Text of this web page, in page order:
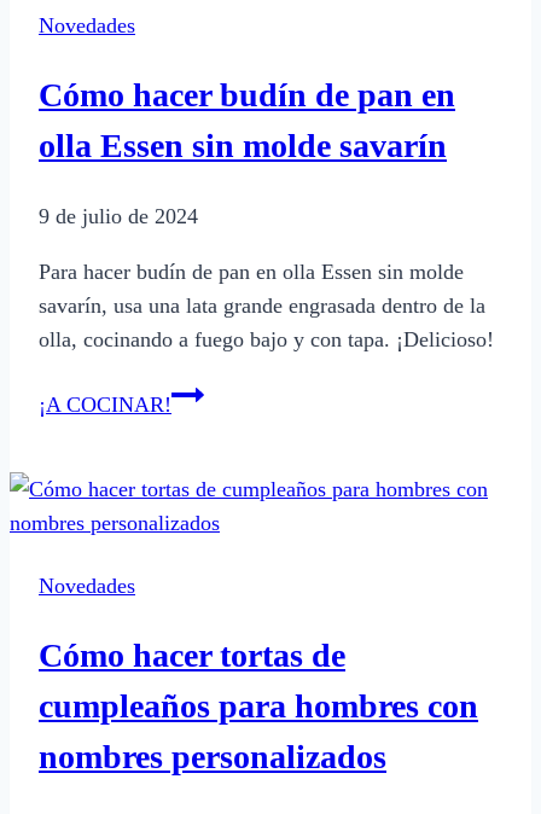
Novedades
Cómo hacer budín de pan en
olla Essen sin molde savarín
9 de julio de 2024
Para hacer budín de pan en olla Essen sin molde
savarín, usa una lata grande engrasada dentro de la
olla, cocinando a fuego bajo y con tapa. ¡Delicioso!
¡A COCINAR!Cómo
de
pan
sin
molde
savarín
Novedades
Cómo hacer tortas de
cumpleaños para hombres con
nombres personalizados